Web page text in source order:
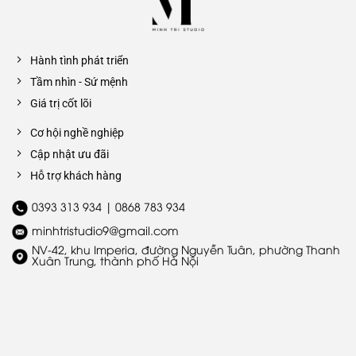
Hành tình phát triển
Tầm nhìn - Sứ mệnh
Giá trị cốt lõi
Cơ hội nghề nghiệp
Cập nhật ưu đãi
Hỗ trợ khách hàng
0393 313 934 | 0868 783 934
minhtristudio9@gmail.com
NV-42, khu Imperia, đường Nguyễn Tuân, phường Thanh
Xuân Trung, thành phố Hà Nội